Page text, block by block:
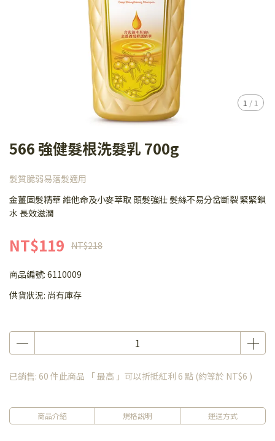
1 / 1
566 強健髮根洗髮乳 700g
髮質脆弱易落髮適用
金薑固髮精華 維他命及小麥萃取 頭髮強壯 髮絲不易分岔斷裂 緊緊鎖
水 長效滋潤
NT$119 NT$218
商品編號: 6110009
供貨狀況: 尚有庫存
已銷售: 60 件此商品 「 最高 」可以折抵紅利 6 點 (約等於 NT$6 )
商品介紹 規格說明 運送方式